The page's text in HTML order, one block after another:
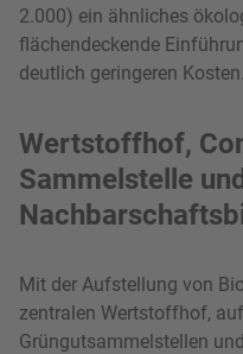
2.000) ein ähnliches
flächendeckende
deutlich geringeren Kosten.
Wertstoffhof,
Sammelstelle
Mit der Aufstellung von
zentralen Wertstoffhof,
Grüngutsammelstellen